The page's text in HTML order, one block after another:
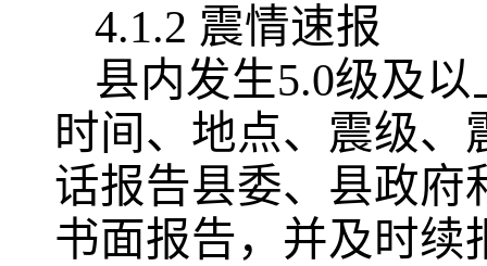
4.1.2 震情速报
县内发生5.0级及
时间、地点、震级
话报告县委、县政府
书面报告，并及时续